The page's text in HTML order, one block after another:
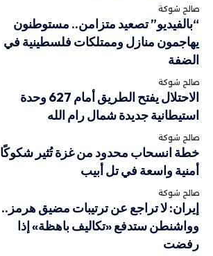
صالح شوكة
“بالفيديو” تصعيد متزامن.. مستوطنون
يهاجمون منازل وممتلكات فلسطينية في
الضفة
صالح شوكة
الاحتلال يفتح الطريق أمام 627 وحدة
استيطانية جديدة شمال رام الله
صالح شوكة
خطة انسحاب محدود من غزة تُثير شكوكًا
أمنية واسعة في تل أبيب
صالح شوكة
إيران: لا تراجع عن ترتيبات مضيق هرمز..
وواشنطن ستدفع «تكاليف باهظة» إذا
رفضت